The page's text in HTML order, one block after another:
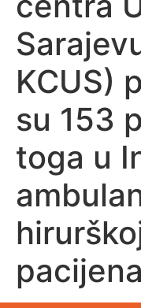
KCUS)
su 153
toga u